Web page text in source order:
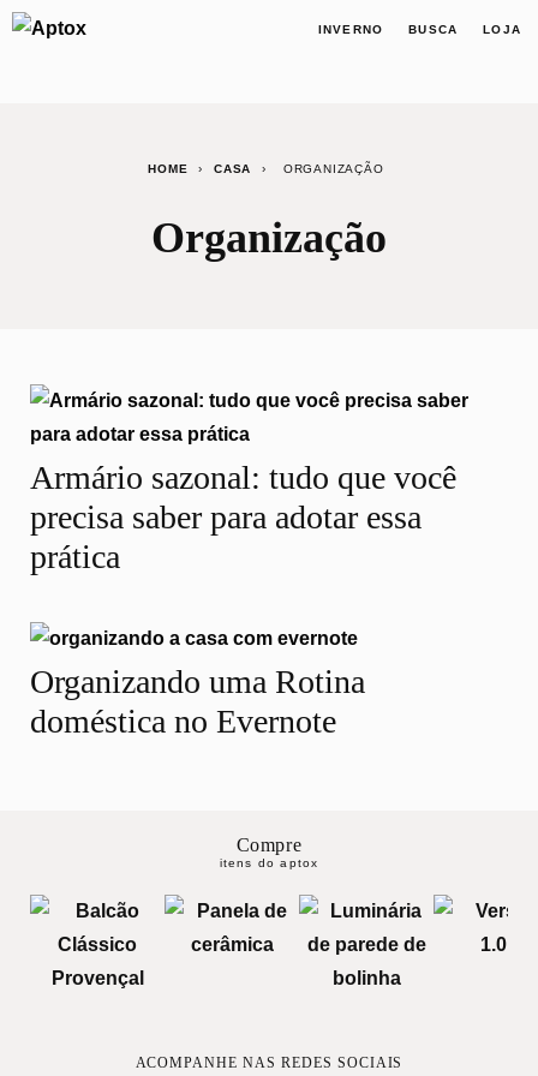
INVERNO BUSCA LOJA
HOME › CASA › ORGANIZAÇÃO
Organização
Armário sazonal: tudo que você
precisa saber para adotar essa
prática
Organizando uma Rotina
doméstica no Evernote
Compre
itens do aptox
ACOMPANHE NAS REDES SOCIAIS